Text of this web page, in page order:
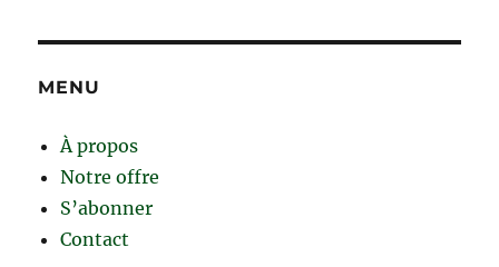
MENU
À propos
Notre offre
S’abonner
Contact